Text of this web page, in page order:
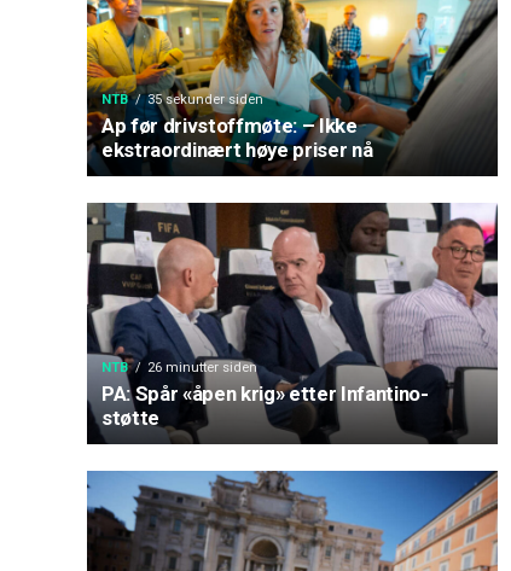
NTB 35 sekunder siden
Ap før drivstoffmøte: – Ikke
ekstraordinært høye priser nå
NTB 26 minutter siden
PA: Spår «åpen krig» etter Infantino-
støtte